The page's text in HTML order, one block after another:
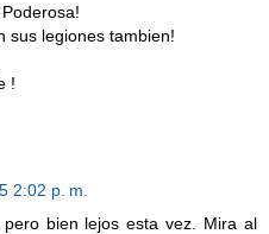
sus legiones tambien!
!
2:02 p. m.
bien lejos esta vez. Mira al